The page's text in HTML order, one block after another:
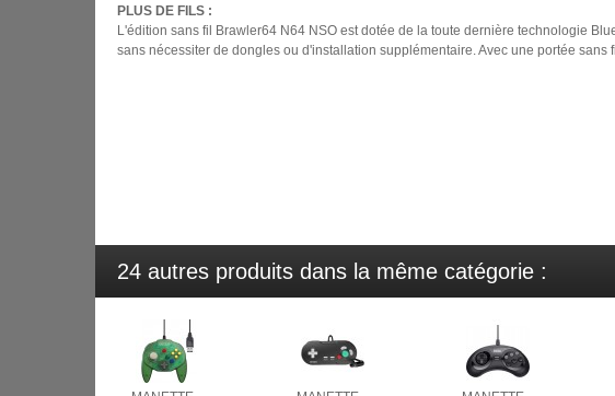
PLUS DE FILS :
L'édition sans fil Brawler64 N64 NSO est dotée de la toute dernière technologie
sans nécessiter de dongles ou d'installation supplémentaire. Avec une portée sans
24 autres produits dans la même catégorie :